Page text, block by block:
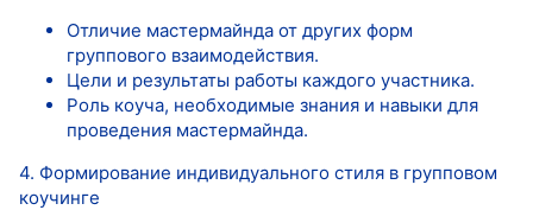
Отличие мастермайнда от других форм
группового взаимодействия.
Цели и результаты работы каждого участника.
Роль коуча, необходимые знания и навыки для
проведения мастермайнда.
4. Формирование индивидуального стиля в групповом
коучинге